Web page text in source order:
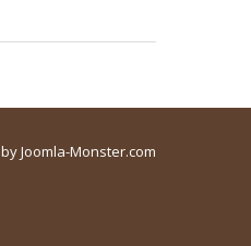
by Joomla-Monster.com